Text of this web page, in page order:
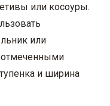
или косоуры.
или
отмеченными
и ширина